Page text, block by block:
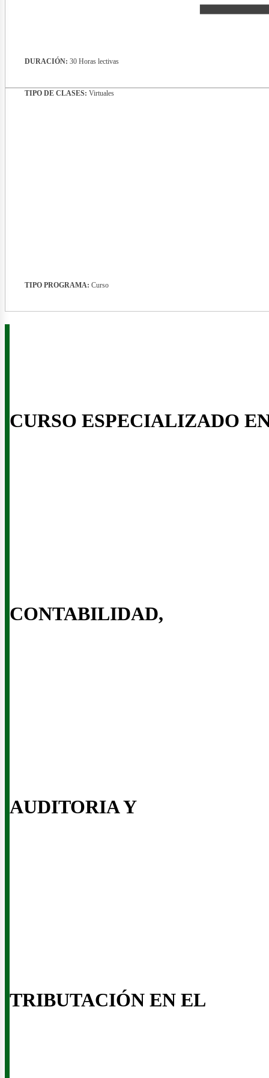
TIPO DE CLASES: Virtuales
DURACIÓN: 30 Horas lectivas
TIPO PROGRAMA: Curso
CURSO ESPECIALIZADO
CONTABILIDAD,
AUDITORIA Y
TRIBUTACIÓN EN EL